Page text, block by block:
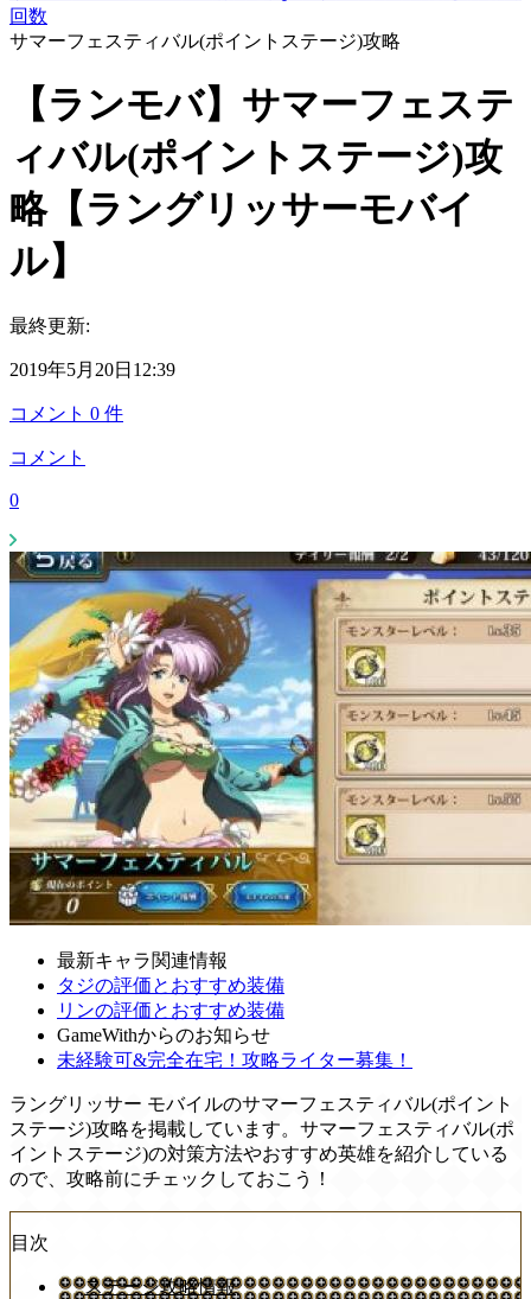
回数
サマーフェスティバル(ポイントステージ)攻略
【ランモバ】サマーフェステ
ィバル(ポイントステージ)攻
略【ラングリッサーモバイ
ル】
最終更新:
2019年5月20日12:39
コメント 0 件
コメント
0
最新キャラ関連情報
タジの評価とおすすめ装備
リンの評価とおすすめ装備
GameWithからのお知らせ
未経験可&完全在宅！攻略ライター募集！
ラングリッサー モバイルのサマーフェスティバル(ポイント
ステージ)攻略を掲載しています。サマーフェスティバル(ポ
イントステージ)の対策方法やおすすめ英雄を紹介している
ので、攻略前にチェックしておこう！
目次
ステージ攻略情報